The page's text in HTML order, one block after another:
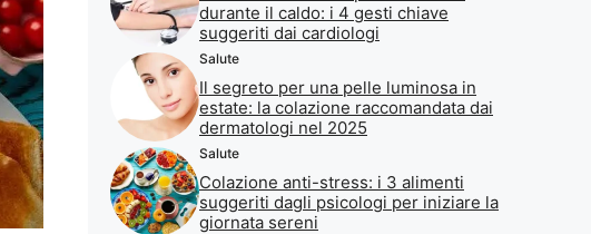
durante il caldo: i 4 gesti chiave
suggeriti dai cardiologi
Salute
Il segreto per una pelle luminosa in
estate: la colazione raccomandata dai
dermatologi nel 2025
Salute
Colazione anti-stress: i 3 alimenti
suggeriti dagli psicologi per iniziare la
giornata sereni